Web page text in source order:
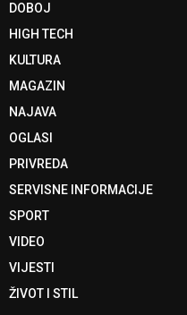
DOBOJ
HIGH TECH
KULTURA
MAGAZIN
NAJAVA
OGLASI
PRIVREDA
SERVISNE INFORMACIJE
SPORT
VIDEO
VIJESTI
ŽIVOT I STIL